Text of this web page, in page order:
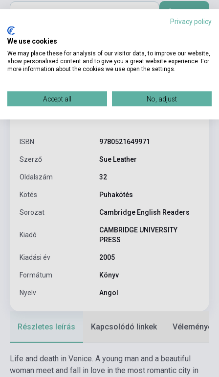
ISBN 9780521649971
Szerző Sue Leather
Oldalszám 32
Kötés Puhakötés
Sorozat Cambridge English Readers
Kiadó
CAMBRIDGE UNIVERSITY
PRESS
Kiadási év 2005
Formátum Könyv
Nyelv Angol
Részletes leírás Kapcsolódó linkek Vélemények
Life and death in Venice. A young man and a beautiful
woman meet and fall in love in the most romantic city in
Privacy policy
We use cookies
We may place these for analysis of our visitor data, to improve our website,
show personalised content and to give you a great website experience. For
more information about the cookies we use open the settings.
Accept all No, adjust